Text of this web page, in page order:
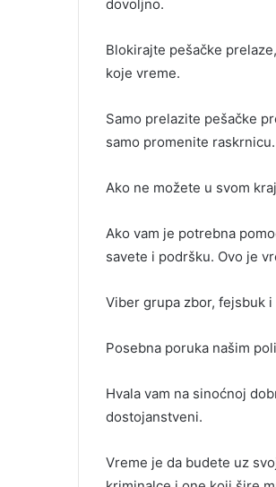
dovoljno.
Blokirajte pešačke
koje vreme.
Samo prelazite pešačke
samo promenite
Ako ne možete u svom
Ako vam je potrebna
savete i podršku. Ovo je
Viber grupa zbor, fejsbuk
Posebna poruka našim
Hvala vam na sinoćnoj
dostojanstveni.
Vreme je da budete uz